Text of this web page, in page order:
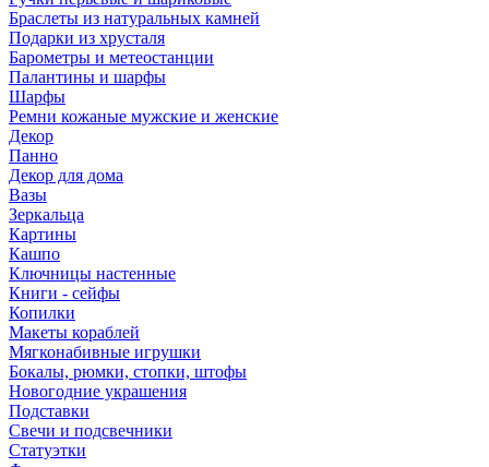
Браслеты из натуральных камней
Подарки из хрусталя
Барометры и метеостанции
Палантины и шарфы
Шарфы
Ремни кожаные мужские и женские
Декор
Панно
Декор для дома
Вазы
Зеркальца
Картины
Кашпо
Ключницы настенные
Книги - сейфы
Копилки
Макеты кораблей
Мягконабивные игрушки
Бокалы, рюмки, стопки, штофы
Новогодние украшения
Подставки
Свечи и подсвечники
Статуэтки